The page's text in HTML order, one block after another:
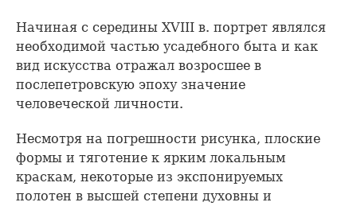
Начиная с середины XVIII в. портрет являлся
необходимой частью усадебного быта и как
вид искусства отражал возросшее в
послепетровскую эпоху значение
человеческой личности.
Несмотря на погрешности рисунка, плоские
формы и тяготение к ярким локальным
краскам, некоторые из экспонируемых
полотен в высшей степени духовны и